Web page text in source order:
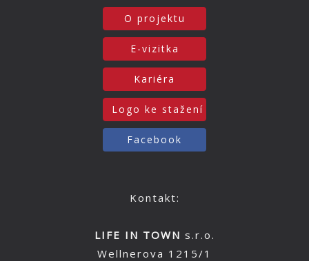
O projektu
E-vizitka
Kariéra
Logo ke stažení
Facebook
Kontakt:
LIFE IN TOWN s.r.o.
Wellnerova 1215/1